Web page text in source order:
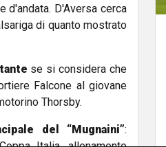
d'andata. D'Aversa cerca
di quanto mostrato
se si considera che
Falcone al giovane
Thorsby.
del “Mugnaini”: